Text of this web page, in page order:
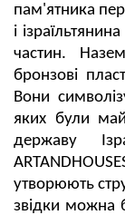
пам'ятника
і
частин.
бронзові
Вони
яких були
державу
утворюють
звідки можна